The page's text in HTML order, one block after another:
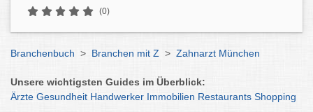
(0)
Branchenbuch > Branchen mit Z > Zahnarzt München
Unsere wichtigsten Guides im Überblick:
Ärzte Gesundheit Handwerker Immobilien Restaurants Shopping